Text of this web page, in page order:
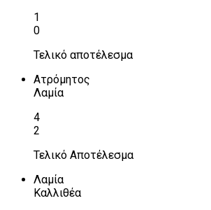
1
0
Τελικό αποτέλεσμα
Ατρόμητος
Λαμία
4
2
Τελικό Αποτέλεσμα
Λαμία
Καλλιθέα